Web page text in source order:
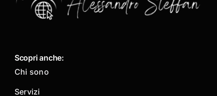
Scopri anche:
Chi sono
Servizi